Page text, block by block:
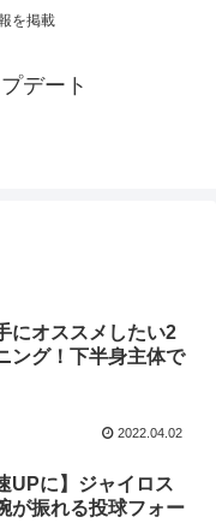
を掲載
デート
にオススメしたい2
ング！下半身主体で
2022.04.02
UPに】ジャイロス
が振れる投球フォー